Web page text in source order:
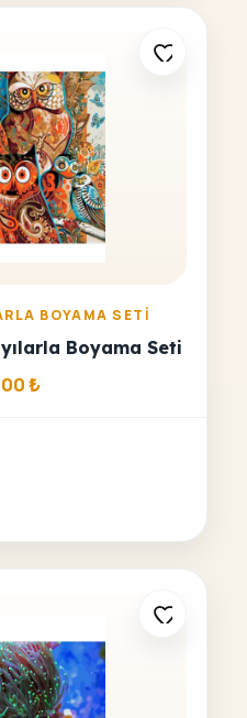
BOYAMA SETI
Boyama Seti
₺